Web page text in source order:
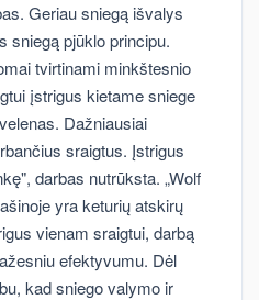
Geriau sniegą išvalys
sniegą pjūklo principu.
tvirtinami minkštesnio
įstrigus kietame sniege
Dažniausiai
sraigtus. Įstrigus
darbas nutrūksta. „Wolf
yra keturių atskirų
vienam sraigtui, darbą
efektyvumu. Dėl
kad sniego valymo ir